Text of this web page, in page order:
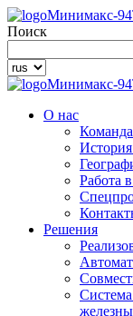
Минимакс-94
Поиск
Минимакс-94
О нас
Команда
Работа
Решения
Система